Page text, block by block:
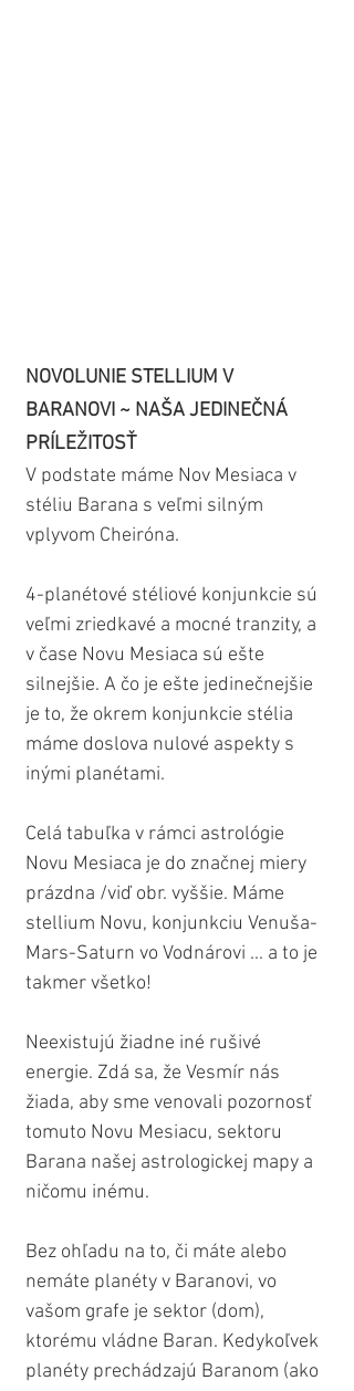
NOVOLUNIE STELLIUM V
BARANOVI ~ NAŠA JEDINEČNÁ
PRÍLEŽITOSŤ
V podstate máme Nov Mesiaca v
stéliu Barana s veľmi silným
vplyvom Cheiróna.
4-planétové stéliové konjunkcie sú
veľmi zriedkavé a mocné tranzity, a
v čase Novu Mesiaca sú ešte
silnejšie. A čo je ešte jedinečnejšie
je to, že okrem konjunkcie stélia
máme doslova nulové aspekty s
inými planétami.
Celá tabuľka v rámci astrológie
Novu Mesiaca je do značnej miery
prázdna /viď obr. vyššie. Máme
stellium Novu, konjunkciu Venuša-
Mars-Saturn vo Vodnárovi ... a to je
takmer všetko!
Neexistujú žiadne iné rušivé
energie. Zdá sa, že Vesmír nás
žiada, aby sme venovali pozornosť
tomuto Novu Mesiacu, sektoru
Barana našej astrologickej mapy a
ničomu inému.
Bez ohľadu na to, či máte alebo
nemáte planéty v Baranovi, vo
vašom grafe je sektor (dom),
ktorému vládne Baran. Kedykoľvek
planéty prechádzajú Baranom (ako